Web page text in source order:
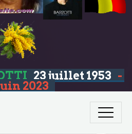
23 juillet 1953 -
2023